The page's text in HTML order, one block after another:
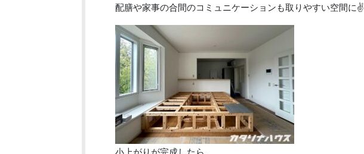
配膳や家事の合間のコミュニケーションも取りやすい空間に✌
小上がりが完成したら、